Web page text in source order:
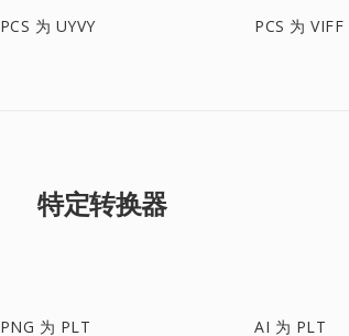
PCS 为 UYVY PCS 为 VIFF
特定转换器
PNG 为 PLT AI 为 PLT